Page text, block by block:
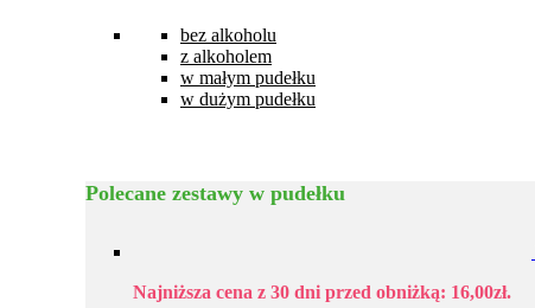
bez alkoholu
z alkoholem
w małym pudełku
w dużym pudełku
Polecane zestawy w pudełku
Najniższa cena z 30 dni przed obniżką: 16,00zł.